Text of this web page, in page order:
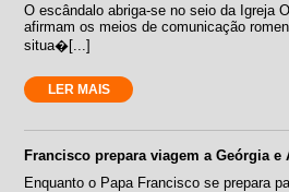
O escândalo abriga-se no seio da Igreja
afirmam os meios de comunicação
situa�[...]
LER MAIS
Francisco prepara viagem a Geórgia e
Enquanto o Papa Francisco se prepara